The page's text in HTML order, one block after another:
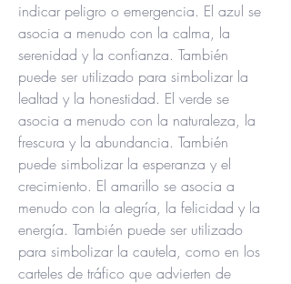
indicar peligro o emergencia. El azul se
asocia a menudo con la calma, la
serenidad y la confianza. También
puede ser utilizado para simbolizar la
lealtad y la honestidad. El verde se
asocia a menudo con la naturaleza, la
frescura y la abundancia. También
puede simbolizar la esperanza y el
crecimiento. El amarillo se asocia a
menudo con la alegría, la felicidad y la
energía. También puede ser utilizado
para simbolizar la cautela, como en los
carteles de tráfico que advierten de